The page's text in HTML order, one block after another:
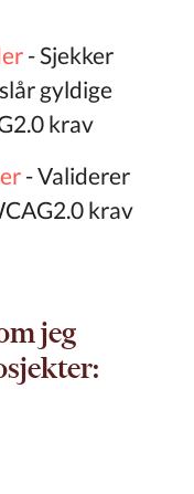
- Sjekker
gyldige
krav
- Validerer
krav
jeg